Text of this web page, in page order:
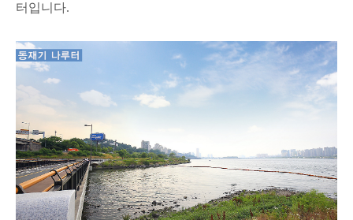
터입니다.